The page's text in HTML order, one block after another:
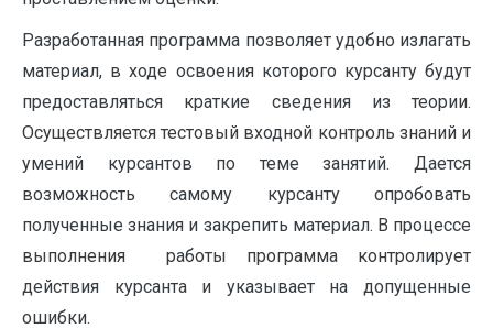
Разработанная программа позволяет удобно излагать
материал, в ходе освоения которого курсанту будут
предоставляться краткие сведения из теории.
Осуществляется тестовый входной контроль знаний и
умений курсантов по теме занятий. Дается
возможность самому курсанту опробовать
полученные знания и закрепить материал. В процессе
выполнения работы программа контролирует
действия курсанта и указывает на допущенные
ошибки.